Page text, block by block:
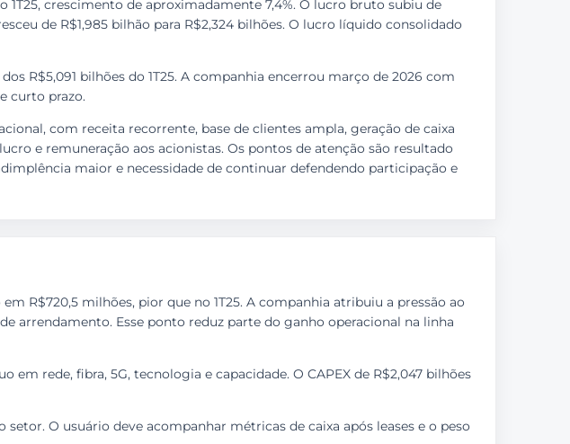
1T25, crescimento de aproximadamente 7,4%. O lucro bruto subiu de
de R$1,985 bilhão para R$2,324 bilhões. O lucro líquido consolidado
R$5,091 bilhões do 1T25. A companhia encerrou março de 2026 com
curto prazo.
com receita recorrente, base de clientes ampla, geração de caixa
e remuneração aos acionistas. Os pontos de atenção são resultado
maior e necessidade de continuar defendendo participação e
R$720,5 milhões, pior que no 1T25. A companhia atribuiu a pressão ao
arrendamento. Esse ponto reduz parte do ganho operacional na linha
rede, fibra, 5G, tecnologia e capacidade. O CAPEX de R$2,047 bilhões
O usuário deve acompanhar métricas de caixa após leases e o peso